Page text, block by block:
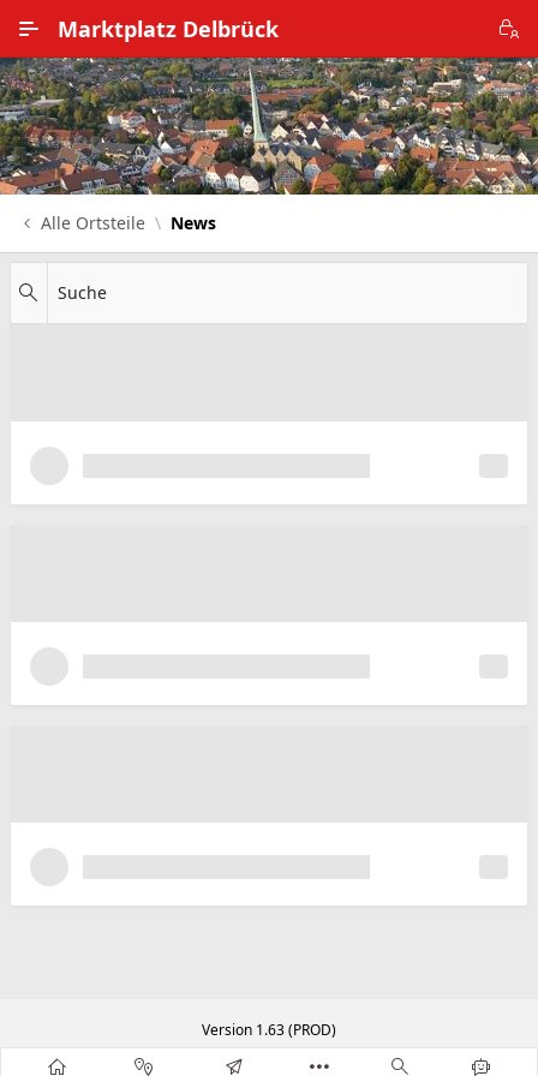
Marktplatz Delbrück
Alle Ortsteile
Impressum
Datenschutz
Alle Ortsteile News
Suche
Version 1.63 (PROD)